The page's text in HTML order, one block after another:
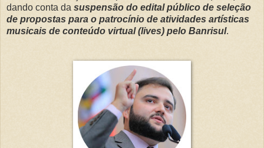
dando conta da suspensão do edital público de seleção
de propostas para o patrocínio de atividades artísticas
musicais de conteúdo virtual (lives) pelo Banrisul.